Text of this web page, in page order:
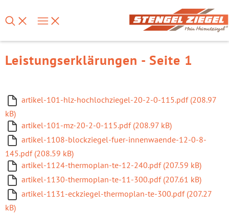
Leistungserklärungen - Seite 1
artikel-101-hlz-hochlochziegel-20-2-0-115.pdf (208.97
kB)
artikel-101-mz-20-2-0-115.pdf (208.97 kB)
artikel-1108-blockziegel-fuer-innenwaende-12-0-8-
145.pdf (208.59 kB)
artikel-1124-thermoplan-te-12-240.pdf (207.59 kB)
artikel-1130-thermoplan-te-11-300.pdf (207.61 kB)
artikel-1131-eckziegel-thermoplan-te-300.pdf (207.27
kB)